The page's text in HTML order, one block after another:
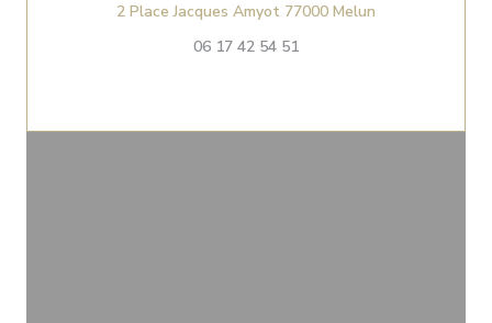
2 Place Jacques Amyot 77000 Melun
06 17 42 54 51